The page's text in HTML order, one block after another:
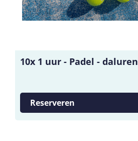
10x 1 uur - Padel - daluren
Reserveren